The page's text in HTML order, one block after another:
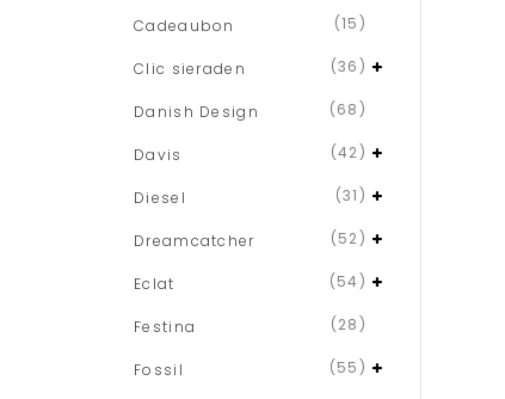
Cadeaubon (15)
Clic sieraden (36)
Danish Design (68)
Davis (42)
Diesel (31)
Dreamcatcher (52)
Eclat (54)
Festina (28)
Fossil (55)